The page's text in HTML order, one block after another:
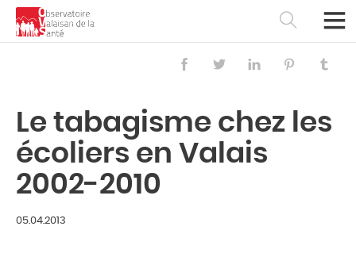
Le tabagisme chez les
écoliers en Valais
2002-2010
05.04.2013